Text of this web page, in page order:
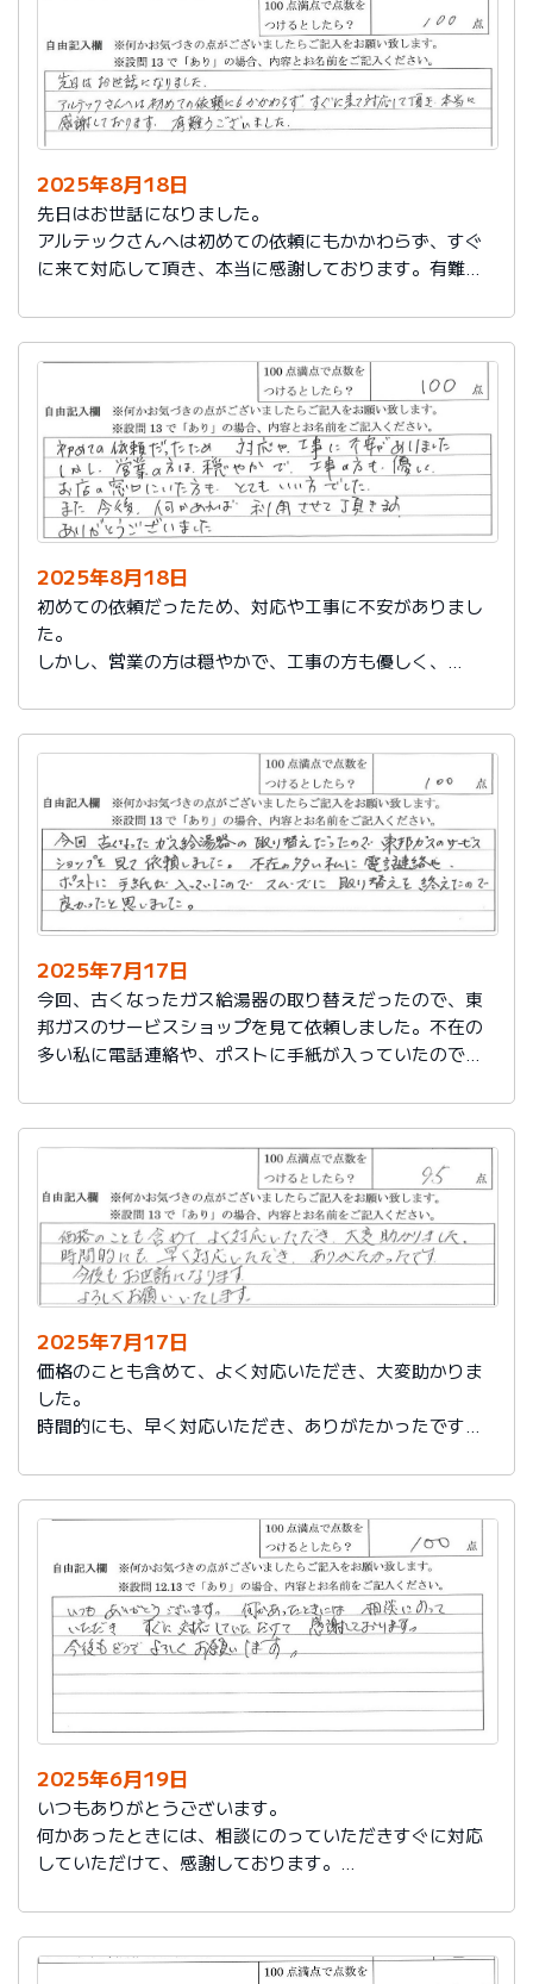
2025年8月18日
先日はお世話になりました。
アルテックさんへは初めての依頼にもかかわらず、すぐ
に来て対応して頂き、本当に感謝しております。有難う
2025年8月18日
初めての依頼だったため、対応や工事に不安がありまし
た。
しかし、営業の方は穏やかで、工事の方も優しく、
また今後、何かあれば利用させて頂きます。
ありがとうございました。
2025年7月17日
今回、古くなったガス給湯器の取り替えだったので、東
邦ガスのサービスショップを見て依頼しました。不在の
多い私に電話連絡や、ポストに手紙が入っていたので、
た。
2025年7月17日
価格のことも含めて、よく対応いただき、大変助かりま
した。
時間的にも、早く対応いただき、ありがたかったです。
2025年6月19日
いつもありがとうございます。
何かあったときには、相談にのっていただきすぐに対応
していただけて、感謝しております。